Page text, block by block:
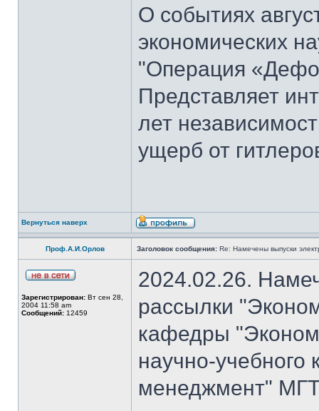
О событиях
экономических
"Операция
Представляет
лет
ущерб от
Вернуться наверх
Проф.А.И.Орлов Заголовок сообщения: Re: Намечены выпуски
Зарегистрирован: Вт сен 28,
2004 11:58 am
Сообщений: 12459
2024.02.26.
рассылки
кафедры
научно-
менеджмент"